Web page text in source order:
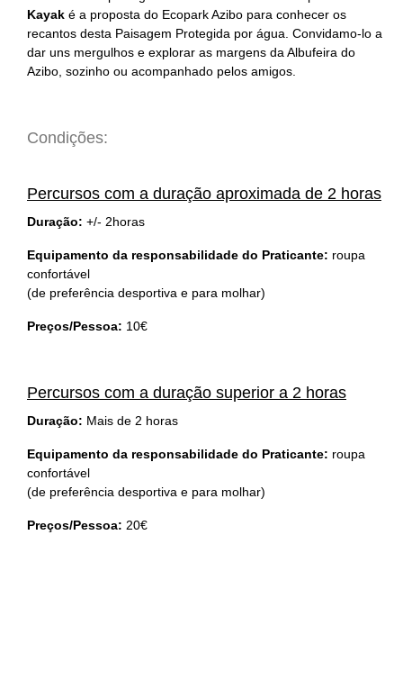
Kayak é a proposta do Ecopark Azibo para conhecer os
recantos desta Paisagem Protegida por água. Convidamo-lo a
dar uns mergulhos e explorar as margens da Albufeira do
Azibo, sozinho ou acompanhado pelos amigos.
Condições:
Percursos com a duração aproximada de 2 horas
Duração: +/- 2horas
Equipamento da responsabilidade do Praticante: roupa
confortável
(de preferência desportiva e para molhar)
Preços/Pessoa: 10€
Percursos com a duração superior a 2 horas
Duração: Mais de 2 horas
Equipamento da responsabilidade do Praticante: roupa
confortável
(de preferência desportiva e para molhar)
Preços/Pessoa: 20€